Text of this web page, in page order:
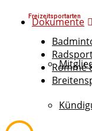
Dokumente
Freizeitsportarten
Rommé